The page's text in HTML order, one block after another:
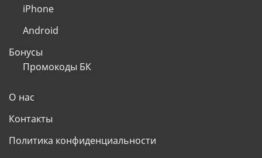
iPhone
Android
Бонусы
Промокоды БК
О нас
Контакты
Политика конфиденциальности